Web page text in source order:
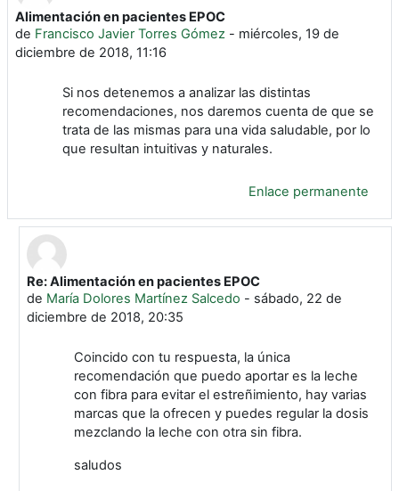
Alimentación en pacientes EPOC
de Francisco Javier Torres Gómez - miércoles, 19 de
diciembre de 2018, 11:16
Número de respuestas: 2
Si nos detenemos a analizar las distintas
recomendaciones, nos daremos cuenta de que se
trata de las mismas para una vida saludable, por lo
que resultan intuitivas y naturales.
Enlace permanente
En respuesta a Francisco Javier Torres Gómez
Re: Alimentación en pacientes EPOC
de María Dolores Martínez Salcedo - sábado, 22 de
diciembre de 2018, 20:35
Coincido con tu respuesta, la única
recomendación que puedo aportar es la leche
con fibra para evitar el estreñimiento, hay varias
marcas que la ofrecen y puedes regular la dosis
mezclando la leche con otra sin fibra.
saludos